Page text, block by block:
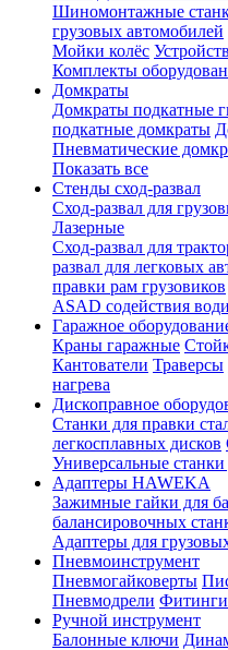
Шиномонтажные
грузовых автомобилей
Мойки колёс
Комплекты
Домкраты
Домкраты подкатные
подкатные домкраты
Пневматические
Показать все
Стенды сход-развал
Сход-развал для
Лазерные
Сход-развал для
развал для легковых
правки рам грузовиков
ASAD содействия
Гаражное
Краны гаражные
Кантователи Траверсы
нагрева
Дископравное
Станки для правки
легкосплавных дисков
Универсальные
Адаптеры HAWEKA
Зажимные гайки для
балансировочных
Адаптеры для
Пневмоинструмент
Пневмогайковерты
Пневмодрели Фитинги
Ручной инструмент
Балонные ключи